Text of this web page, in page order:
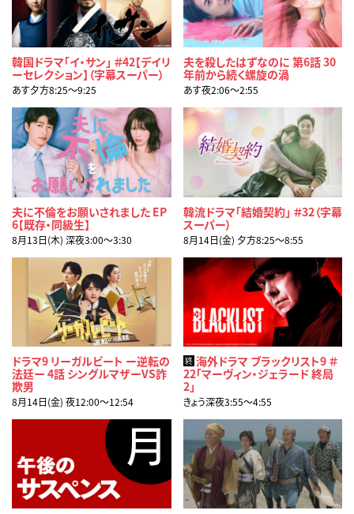
韓国ドラマ「イ・サン」 ＃42【デイリ
ーセレクション】（字幕スーパー）
あす夕方8:25〜9:25
夫を殺したはずなのに 第6話 30
年前から続く螺旋の渦
あす夜2:06〜2:55
夫に不倫をお願いされました EP
6【既存・同級生】
8月13日(木) 深夜3:00〜3:30
韓流ドラマ「結婚契約」 ＃32（字幕
スーパー）
8月14日(金) 夕方8:25〜8:55
ドラマ9 リーガルビート ー逆転の
法廷ー 4話 シングルマザーVS詐
欺男
8月14日(金) 夜12:00〜12:54
終 海外ドラマ ブラックリスト9 ＃
22「マーヴィン・ジェラード 終局
2」
きょう深夜3:55〜4:55